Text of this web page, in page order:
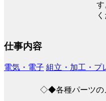
す
仕事内容
電気・電子 組立・加工・プ
◇◆各種パーツの